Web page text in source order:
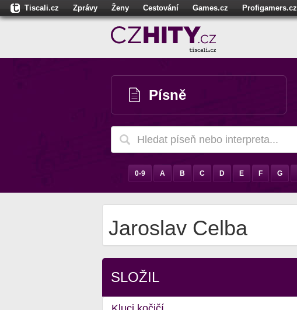
Tiscali.cz Zprávy Ženy Cestování Games.cz Profigamers.cz
Sport Dokina.cz CZhity.cz
Písně
0-9 A B C D E F G
Jaroslav Celba
SLOŽIL